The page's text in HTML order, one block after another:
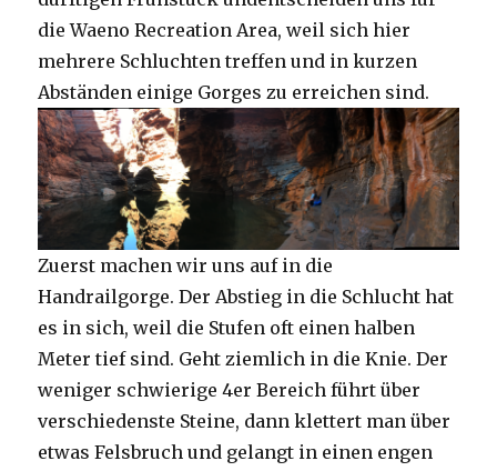
die Waeno Recreation Area, weil sich hier
mehrere Schluchten treffen und in kurzen
Abständen einige Gorges zu erreichen sind.
Zuerst machen wir uns auf in die
Handrailgorge. Der Abstieg in die Schlucht hat
es in sich, weil die Stufen oft einen halben
Meter tief sind. Geht ziemlich in die Knie. Der
weniger schwierige 4er Bereich führt über
verschiedenste Steine, dann klettert man über
etwas Felsbruch und gelangt in einen engen